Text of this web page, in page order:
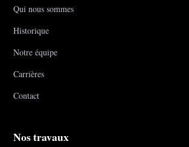
Qui nous sommes
Historique
Notre équipe
Carrières
Contact
Nos travaux